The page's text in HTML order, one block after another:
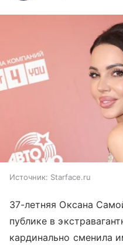
Источник: Starface.ru
37-летняя Оксана
публике в
кардинально сменила